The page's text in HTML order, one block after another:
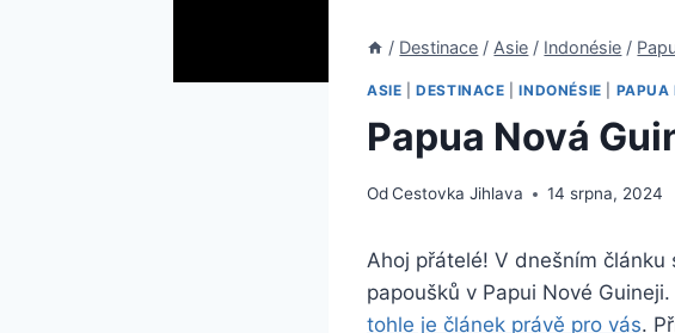
/ Destinace / Asie / Indonésie /
ASIE |DESTINACE |INDONÉSIE PAPUA
Papua Nová
OdCestovka Jihlava 14 srpna, 2024
Ahoj přátelé! V dnešním
papoušků v Papui Nové
tohle je článek právě pro vás.